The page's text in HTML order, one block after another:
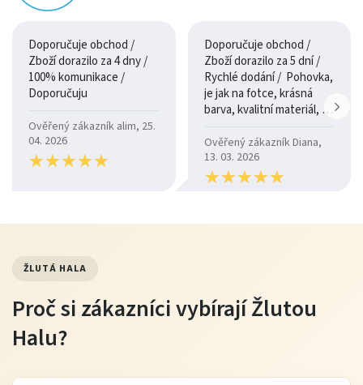
Doporučuje obchod /
Zboží dorazilo za 4 dny /
100% komunikace /
Doporučuju
Ověřený zákazník alim, 25.
04. 2026
★★★★★
★★★★★
Doporučuje obchod /
Zboží dorazilo za 5 dní /
Rychlé dodání / Pohovka,
je jak na fotce, krásná
barva, kvalitní materiál, a
Ověřený zákazník Diana,
13. 03. 2026
★★★★★
★★★★★
ŽLUTÁ HALA
Proč si zákazníci vybírají Žlutou
Halu?